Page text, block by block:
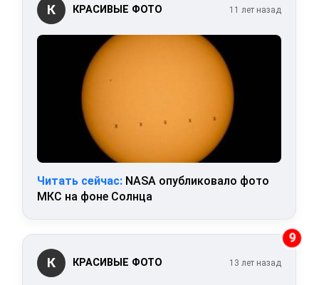
К КРАСИВЫЕ ФОТО 11 лет назад
Читать сейчас: NASA опубликовало фото
МКС на фоне Солнца
9
К КРАСИВЫЕ ФОТО 13 лет назад